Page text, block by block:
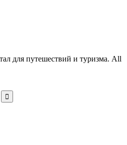
для путешествий и туризма. All